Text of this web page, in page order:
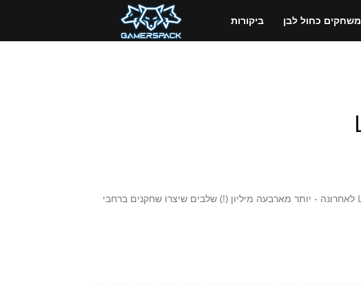
ביקורות משחקים כחול לבן
זה המספר האסטרונומי אליו הגיע Little Big Planet 2 לאחרונה - יותר מארבעה מיליון (!) שלבים שיצרו שחקנים ברחבי